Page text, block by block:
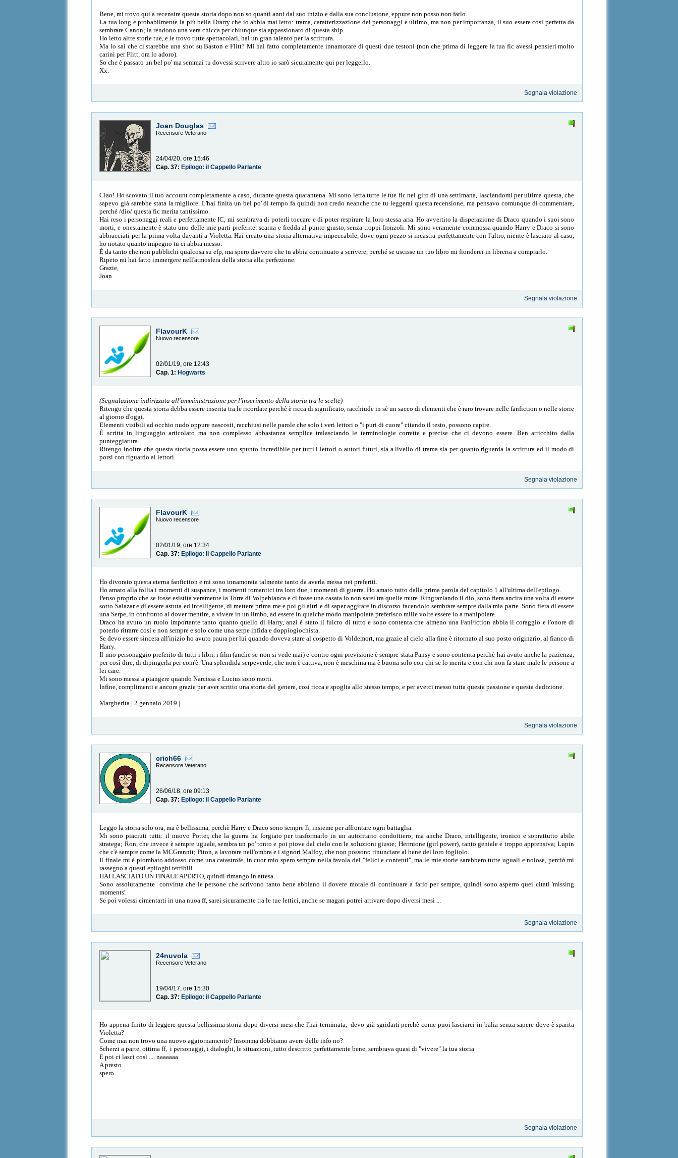
Bene, mi trovo qui a recensire questa storia dopo non so quanti anni dal suo inizio e dalla sua conclusione, eppure non posso non farlo.
La tua long è probabilmente la più bella Drarry che io abbia mai letto: trama, caratterizzazione dei personaggi e ultimo, ma non per importanza, il suo essere così perfetta da
sembrare Canon; la rendono una vera chicca per chiunque sia appassionato di questa ship.
Ho letto altre storie tue, e le trovo tutte spettacolari, hai un gran talento per la scrittura.
Ma lo sai che ci starebbe una shot su Baston e Flitt? Mi hai fatto completamente innamorare di questi due testoni (non che prima di leggere la tua fic avessi pensieri molto
carini per Flitt, ora lo adoro).
So che è passato un bel po' ma semmai tu dovessi scrivere altro io sarò sicuramente qui per leggerlo.
Xx.
Segnala violazione
Joan Douglas
Recensore Veterano
24/04/20, ore 15:46
Cap. 37: Epilogo: il Cappello Parlante
Ciao! Ho scovato il tuo account completamente a caso, durante questa quarantena. Mi sono letta tutte le tue fic nel giro di una settimana, lasciandomi per ultima questa, che
sapevo già sarebbe stata la migliore. L'hai finita un bel po' di tempo fa quindi non credo neanche che tu leggerai questa recensione, ma pensavo comunque di commentare,
perché /dio/ questa fic merita tantissimo.
Hai reso i personaggi reali e perfettamente IC, mi sembrava di poterli toccare e di poter respirare la loro stessa aria. Ho avvertito la disperazione di Draco quando i suoi sono
morti, e onestamente è stato uno delle mie parti preferite: scarna e fredda al punto giusto, senza troppi fronzoli. Mi sono veramente commossa quando Harry e Draco si sono
abbracciati per la prima volta davanti a Violetta. Hai creato una storia alternativa impeccabile, dove ogni pezzo si incastra perfettamente con l'altro, niente è lasciato al caso,
ho notato quanto impegno tu ci abbia messo.
È da tanto che non pubblichi qualcosa su efp, ma spero davvero che tu abbia continuato a scrivere, perché se uscisse un tuo libro mi fionderei in libreria a comprarlo.
Ripeto mi hai fatto immergere nell'atmosfera della storia alla perfezione.
Grazie,
Joan
Segnala violazione
FlavourK
Nuovo recensore
02/01/19, ore 12:43
Cap. 1: Hogwarts
(Segnalazione indirizzata all'amministrazione per l'inserimento della storia tra le scelte)
Ritengo che questa storia debba essere inserita tra le ricordate perchè è ricca di significato, racchiude in sè un sacco di elementi che è raro trovare nelle fanfiction o nelle storie
al giorno d'oggi.
Elementi visibili ad occhio nudo oppure nascosti, racchiusi nelle parole che solo i veri lettori o "i puri di cuore" citando il testo, possono capire.
È scritta in linguaggio articolato ma non complesso abbastanza semplice tralasciando le terminologie corrette e precise che ci devono essere. Ben arricchito dalla
punteggiatura.
Ritengo inoltre che questa storia possa essere uno spunto incredibile per tutti i lettori o autori futuri, sia a livello di trama sia per quanto riguarda la scrittura ed il modo di
porsi con riguardo ai lettori.
Segnala violazione
FlavourK
Nuovo recensore
02/01/19, ore 12:34
Cap. 37: Epilogo: il Cappello Parlante
Ho divorato questa eterna fanfiction e mi sono innamorata talmente tanto da averla messa nei preferiti.
Ho amato alla follia i momenti di suspance, i momenti romantici tra loro due, i momenti di guerra. Ho amato tutto dalla prima parola del capitolo 1 all'ultima dell'epilogo.
Penso proprio che se fosse esistita veramente la Torre di Volpebianca e ci fosse una casata io non sarei tra quelle mure. Ringraziando il dio, sono fiera ancira una volta di essere
sotto Salazar e di essere astuta ed intelligente, di mettere prima me e poi gli altri e di saper aggirare in discorso facendolo sembrare sempre dalla mia parte. Sono fiera di essere
una Serpe, in confronto al dover mentire, a vivere in un limbo, ad essere in qualche modo manipolata preferisco mille volte essere io a manipolare.
Draco ha avuto un ruolo importante tanto quanto quello di Harry, anzi è stato il fulcro di tutto e sono contenta che almeno una FanFiction abbia il coraggio e l'onore di
poterlo ritrarre cosí e non sempre e solo come una serpe infida e doppiogiochista.
Se devo essere sincera all'inizio ho avuto paura per lui quando doveva stare al cospetto di Voldemort, ma grazie al cielo alla fine è ritornato al suo posto originario, al fianco di
Harry.
Il mio personaggio preferito di tutti i libri, i film (anche se non si vede mai) e contro ogni previsione è sempre stata Pansy e sono contenta perchè hai avuto anche la pazienza,
per così dire, di dipingerla per com'è. Una splendida serpeverde, che non è cattiva, non è meschina ma è buona solo con chi se lo merita e con chi non fa stare male le persone a
lei care.
Mi sono messa a piangere quando Narcissa e Lucius sono morti.
Infine, complimenti e ancora grazie per aver scritto una storia del genere, cosí ricca e spoglia allo stesso tempo, e per averci messo tutta questa passione e questa dedizione.
Margherita | 2 gennaio 2019 |
Segnala violazione
crich66
Recensore Veterano
26/06/18, ore 09:13
Cap. 37: Epilogo: il Cappello Parlante
Leggo la storia solo ora, ma è bellissima, perchè Harry e Draco sono sempre lì, insieme per affrontare ogni battaglia.
Mi sono piaciuti tutti: il nuovo Potter, che la guerra ha forgiato per trasformarlo in un autoritario condottiero; ma anche Draco, intelligente, ironico e soprattutto abile
stratega; Ron, che invece è sempre uguale, sembra un po' tonto e poi piove dal cielo con le soluzioni giuste; Hermione (girl power), tanto geniale e troppo apprensiva; Lupin
che c'è sempre come la MCGrannit; Piton, a lavorare nell'ombra e i signori Malfoy, che non possono rinunciare al bene del loro fogliolo.
Il finale mi è piombato addosso come una catastrofe, in cuor mio spero sempre nella favola del "felici e contenti", ma le mie storie sarebbero tutte uguali e noiose, perciò mi
rassegno a questi epiloghi terribili.
HAI LASCIATO UN FINALE APERTO, quindi rimango in attesa.
Sono assolutamente convinta che le persone che scrivono tanto bene abbiano il dovere morale di continuare a farlo per sempre, quindi sono asperro quei citati 'missing
moments'.
Se poi volessi cimentarti in una nuoa ff, sarei sicuramente tra le tue lettici, anche se magari potrei arrivare dopo diversi mesi ...
Segnala violazione
24nuvola
Recensore Veterano
19/04/17, ore 15:30
Cap. 37: Epilogo: il Cappello Parlante
Ho appena finito di leggere questa bellissima storia dopo diversi mesi che l'hai terminata, devo già sgridarti perchè come puoi lasciarci in balia senza sapere dove è sparita
Violetta?
Come mai non trovo una nuovo aggiornamento? Insomma dobbiamo avere delle info no?
Scherzi a parte, ottima ff, i personaggi, i dialoghi, le situazioni, tutto descritto perfettamente bene, sembrava quasi di "vivere" la tua storia
E poi ci lasci così .... naaaaaa
A presto
spero
Segnala violazione